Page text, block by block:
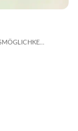
EINKAUFSMÖGLICHKEIT